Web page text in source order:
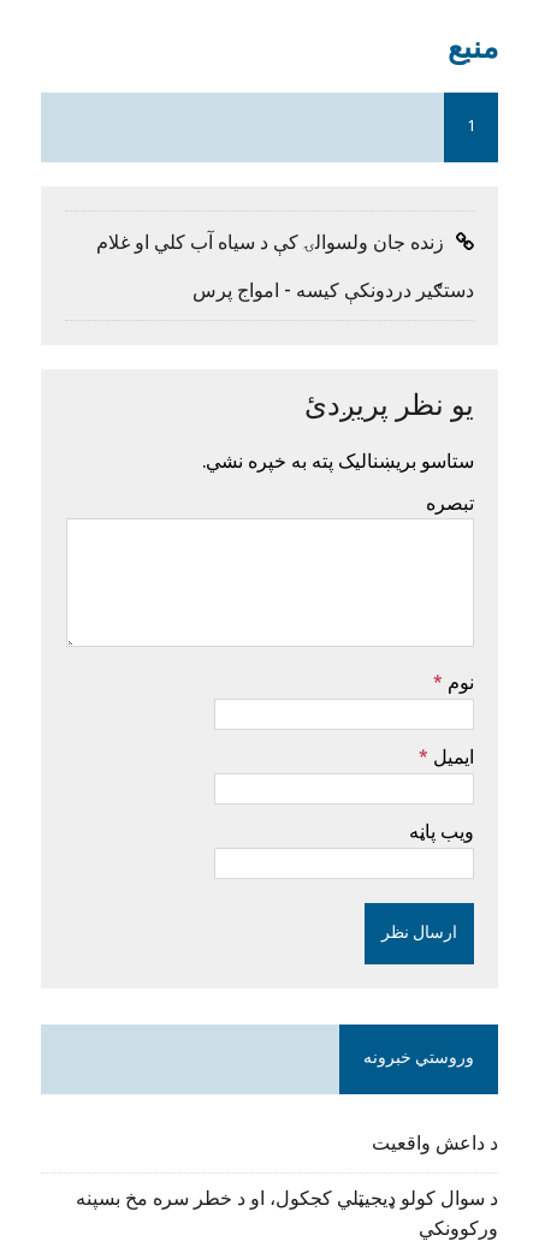
منبع
1
زنده جان ولسوالۍ کې د سیاه آب کلي او غلام
دستګیر دردونکې کیسه - امواج پرس
یو نظر پریږدئ
ستاسو بریښنالیک پته به خپره نشي.
تبصره
نوم *
ایمیل *
ویب پاڼه
وروستي خبرونه
د داعش واقعیت
د سوال کولو ډیجیټلي کجکول، او د خطر سره مخ بسپنه
ورکوونکي